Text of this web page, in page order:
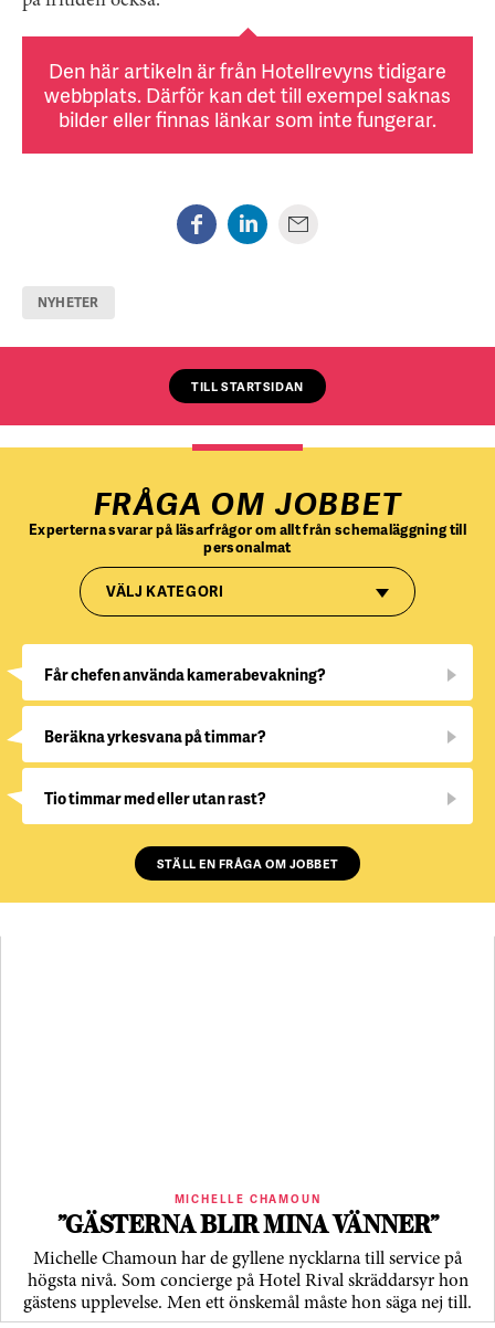
Den här artikeln är från Hotellrevyns tidigare
webbplats. Därför kan det till exempel saknas
bilder eller finnas länkar som inte fungerar.
NYHETER
TILL STARTSIDAN
FRÅGA OM JOBBET
Experterna svarar på läsarfrågor om allt från schemaläggning till
personalmat
VÄLJ KATEGORI
Får chefen använda kamerabevakning?
Beräkna yrkesvana på timmar?
Tio timmar med eller utan rast?
STÄLL EN FRÅGA OM JOBBET
MICHELLE CHAMOUN
”GÄSTERNA BLIR MINA VÄNNER”
Michelle Chamoun har de gyllene nycklarna till service på
högsta nivå. Som concierge på Hotel Rival skräddarsyr hon
gästens upp­levelse. Men ett önskemål måste hon säga nej till.